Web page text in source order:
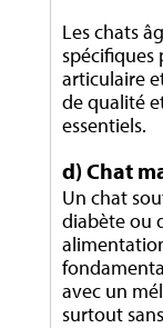
Les chats
spécifiques
articulaire
de qualité
essentiels.
d) Chat
Un chat
diabète ou
avec un
surtout